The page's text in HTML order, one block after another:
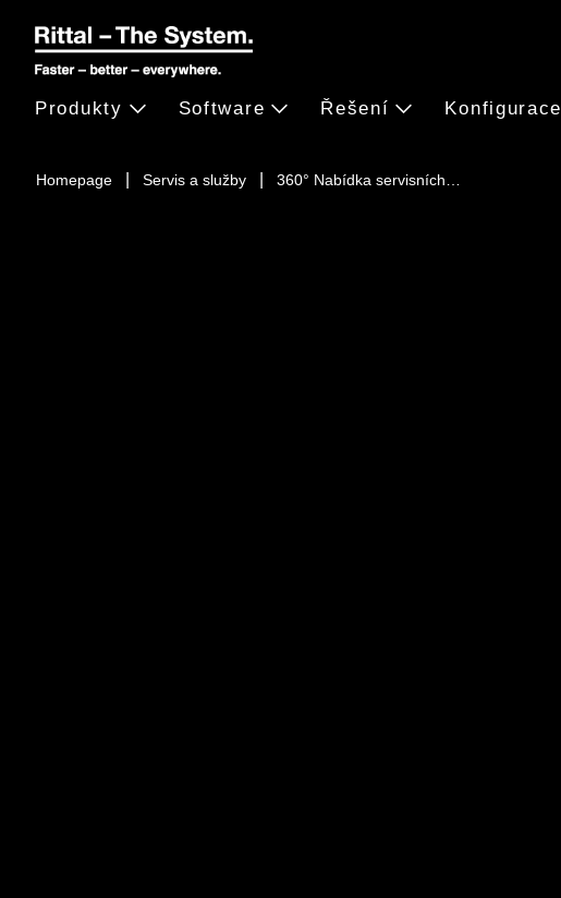
Homepage Servis a služby 360° Nabídka servisních…
Produkty Software Řešení Konfigurace